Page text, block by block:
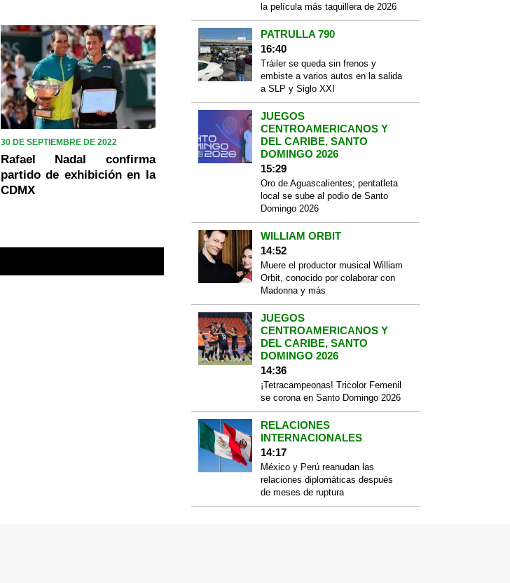
30 DE SEPTIEMBRE DE 2022
Rafael Nadal confirma
partido de exhibición en la
CDMX
la película más taquillera de 2026
PATRULLA 790
16:40
Tráiler se queda sin frenos y
embiste a varios autos en la salida
a SLP y Siglo XXI
JUEGOS
CENTROAMERICANOS Y
DEL CARIBE, SANTO
DOMINGO 2026
15:29
Oro de Aguascalientes; pentatleta
local se sube al podio de Santo
Domingo 2026
WILLIAM ORBIT
14:52
Muere el productor musical William
Orbit, conocido por colaborar con
Madonna y más
JUEGOS
CENTROAMERICANOS Y
DEL CARIBE, SANTO
DOMINGO 2026
14:36
¡Tetracampeonas! Tricolor Femenil
se corona en Santo Domingo 2026
RELACIONES
INTERNACIONALES
14:17
México y Perú reanudan las
relaciones diplomáticas después
de meses de ruptura